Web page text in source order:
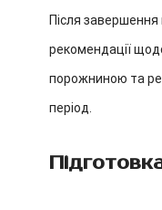
Після
рекомендації
порожниною та
період.